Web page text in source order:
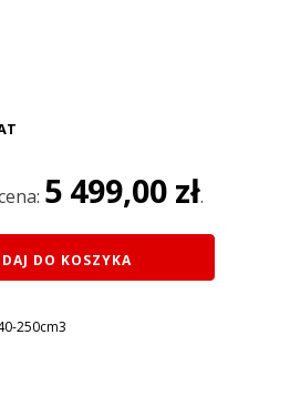
5 499,00 zł.
DO KOSZYKA
250cm3